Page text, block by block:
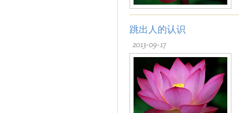
跳出人的认识
2013-09-17